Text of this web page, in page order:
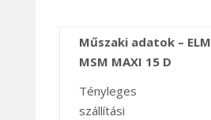
Műszaki adatok –
MSM MAXI 15 D
Tényleges
szállítási